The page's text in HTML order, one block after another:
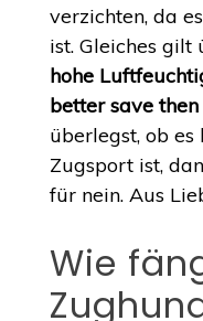
verzichten, da
ist. Gleiches gilt
hohe
better save
überlegst, ob
Zugsport ist,
für nein. Aus
Wie